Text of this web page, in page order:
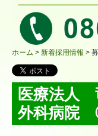
環境への取り組み
エコアクショ
エコアクショ
エコアクショ
ホーム 新着採用情報
医療法人
外科病院